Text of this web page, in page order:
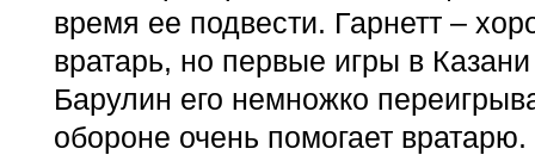
время ее подвести. Гарнетт –
вратарь, но первые игры в
Барулин его немножко
обороне очень помогает